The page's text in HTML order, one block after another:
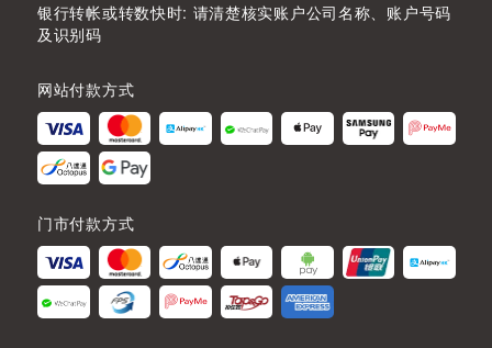
银行转帐或转数快时: 请清楚核实账户公司名称、账户号码
及识别码
网站付款方式
门市付款方式